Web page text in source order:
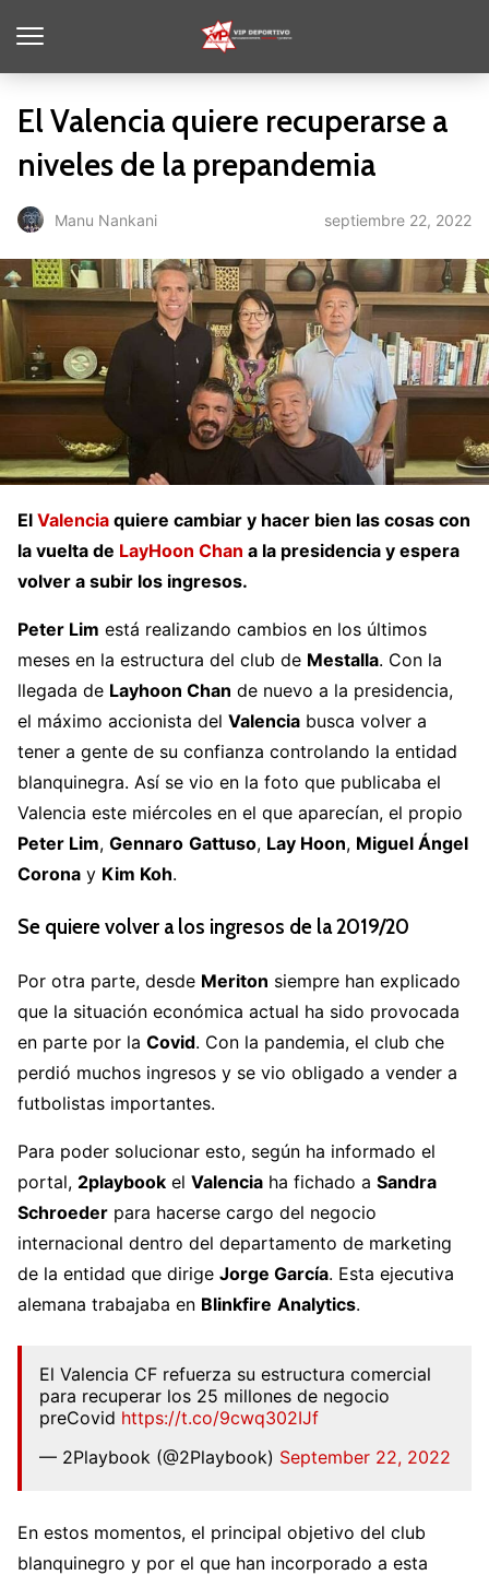
El Valencia quiere recuperarse a
niveles de la prepandemia
Manu Nankani septiembre 22, 2022
El Valencia quiere cambiar y hacer bien las cosas con
la vuelta de LayHoon Chan a la presidencia y espera
volver a subir los ingresos.
Peter Lim está realizando cambios en los últimos
meses en la estructura del club de Mestalla. Con la
llegada de Layhoon Chan de nuevo a la presidencia,
el máximo accionista del Valencia busca volver a
tener a gente de su confianza controlando la entidad
blanquinegra. Así se vio en la foto que publicaba el
Valencia este miércoles en el que aparecían, el propio
Peter Lim, Gennaro Gattuso, Lay Hoon, Miguel Ángel
Corona y Kim Koh.
Se quiere volver a los ingresos de la 2019/20
Por otra parte, desde Meriton siempre han explicado
que la situación económica actual ha sido provocada
en parte por la Covid. Con la pandemia, el club che
perdió muchos ingresos y se vio obligado a vender a
futbolistas importantes.
Para poder solucionar esto, según ha informado el
portal, 2playbook el Valencia ha fichado a Sandra
Schroeder para hacerse cargo del negocio
internacional dentro del departamento de marketing
de la entidad que dirige Jorge García. Esta ejecutiva
alemana trabajaba en Blinkfire Analytics.
El Valencia CF refuerza su estructura comercial
para recuperar los 25 millones de negocio
preCovid https://t.co/9cwq302IJf
— 2Playbook (@2Playbook) September 22, 2022
En estos momentos, el principal objetivo del club
blanquinegro y por el que han incorporado a esta